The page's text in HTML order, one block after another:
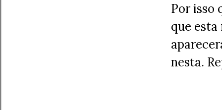
Por isso
que
nesta.